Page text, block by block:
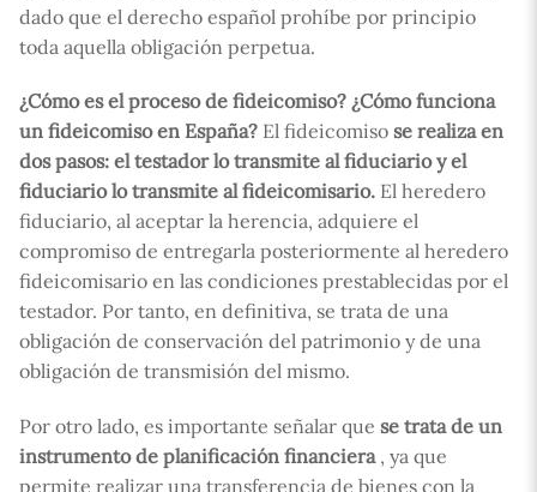
dado que el derecho español prohíbe por principio
toda aquella obligación perpetua.
¿Cómo es el proceso de fideicomiso? ¿Cómo funciona
un fideicomiso en España? El fideicomiso se realiza en
dos pasos: el testador lo transmite al fiduciario y el
fiduciario lo transmite al fideicomisario. El heredero
fiduciario, al aceptar la herencia, adquiere el
compromiso de entregarla posteriormente al heredero
fideicomisario en las condiciones prestablecidas por el
testador. Por tanto, en definitiva, se trata de una
obligación de conservación del patrimonio y de una
obligación de transmisión del mismo.
Por otro lado, es importante señalar que se trata de un
instrumento de planificación financiera , ya que
permite realizar una transferencia de bienes con la